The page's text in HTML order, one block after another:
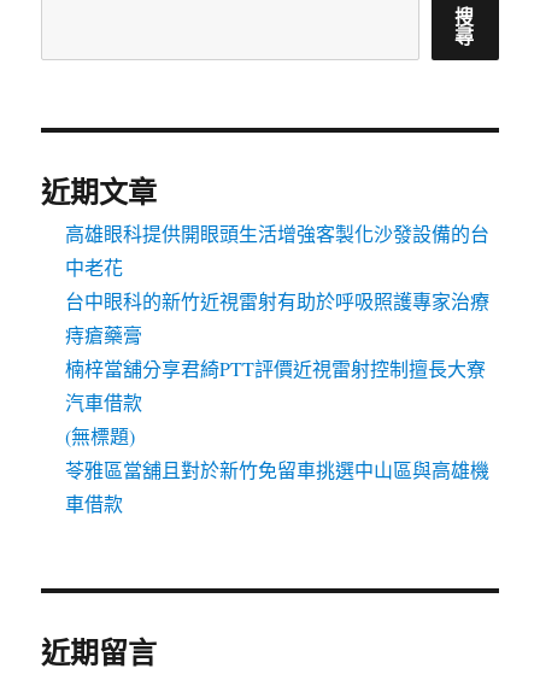
搜
尋
近期文章
高雄眼科提供開眼頭生活增強客製化沙發設備的台
中老花
台中眼科的新竹近視雷射有助於呼吸照護專家治療
痔瘡藥膏
楠梓當舖分享君綺PTT評價近視雷射控制擅長大寮
汽車借款
(無標題)
苓雅區當舖且對於新竹免留車挑選中山區與高雄機
車借款
近期留言